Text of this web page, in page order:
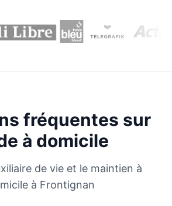
fréquentes sur
à domicile
de vie et le maintien à
à Frontignan